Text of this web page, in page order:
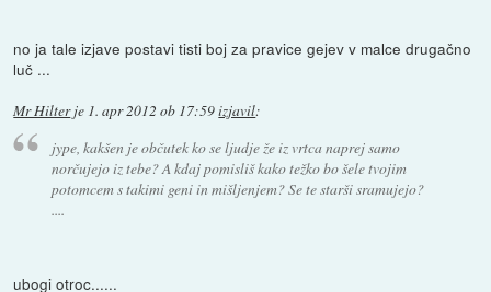
no ja tale izjave postavi tisti boj za pravice gejev v malce drugačno
luč ...
Mr Hilterje 1. apr 2012 ob 17:59izjavil:
jype, kakšen je občutek ko se ljudje že iz vrtca naprej samo
norčujejo iz tebe? A kdaj pomisliš kako težko bo šele tvojim
potomcem s takimi geni in mišljenjem? Se te starši sramujejo?
....
ubogi otroc......